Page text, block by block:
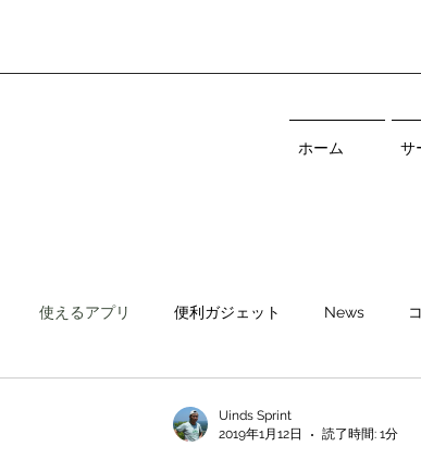
ホーム サ
使えるアプリ 便利ガジェット News
Uinds Sprint
2019年1月12日
読了時間: 1分